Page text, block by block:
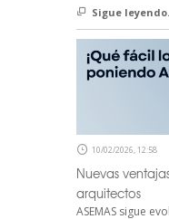
Sigue
10/02/2026, 12:58
Nuevas
arquitectos
ASEMAS sigue